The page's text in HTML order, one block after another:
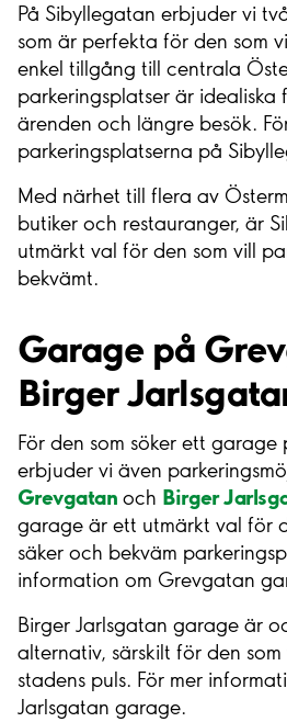
På Sibyllegatan erbjuder vi
som är perfekta för den som
enkel tillgång till centrala
parkeringsplatser är
ärenden och längre besök.
parkeringsplatserna på
Med närhet till flera av
butiker och restauranger, är
utmärkt val för den som vill
bekvämt.
Garage på
Birger
För den som söker ett garage
erbjuder vi även
Grevgatan och Birger
garage är ett utmärkt val för
säker och bekväm
information om Grevgatan
Birger Jarlsgatan garage är
alternativ, särskilt för den
stadens puls. För mer
Jarlsgatan garage.